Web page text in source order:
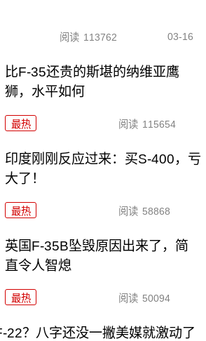
阅读 113762 03-16
比F-35还贵的斯堪的纳维亚鹰
狮，水平如何
最热 阅读 115654
印度刚刚反应过来：买S-400，亏
大了！
最热 阅读 58868
英国F-35B坠毁原因出来了，简
直令人智熄
最热 阅读 50094
22？八字还没一撇美媒就激动了